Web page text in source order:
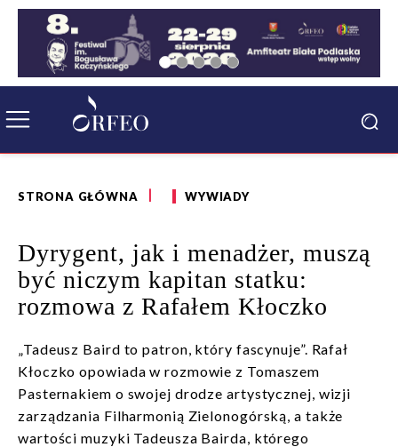
STRONA GŁÓWNA WYWIADY
Dyrygent, jak i menadżer, muszą
być niczym kapitan statku:
rozmowa z Rafałem Kłoczko
„Tadeusz Baird to patron, który fascynuje”. Rafał
Kłoczko opowiada w rozmowie z Tomaszem
Pasternakiem o swojej drodze artystycznej, wizji
zarządzania Filharmonią Zielonogórską, a także
wartości muzyki Tadeusza Bairda, którego